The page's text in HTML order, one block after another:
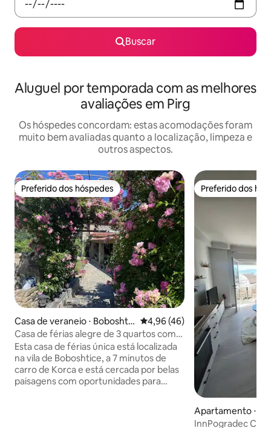
Buscar
Aluguel por temporada com as melhores
avaliações em Pirg
Os hóspedes concordam: estas acomodações foram
muito bem avaliadas quanto a localização, limpeza e
outros aspectos.
Preferido dos hóspedes
Preferido dos hóspedes
Casa de veraneio ⋅ Boboshtic
ë
4,96 de uma avaliação média
4,96 (46)
Casa de férias alegre de 3 quartos com
jardim
Esta casa de férias única está localizada
na vila de Boboshtice, a 7 minutos de
carro de Korca e está cercada por belas
paisagens com oportunidades para
Preferido dos
Preferido dos
Apartamento ⋅
InnPogradec